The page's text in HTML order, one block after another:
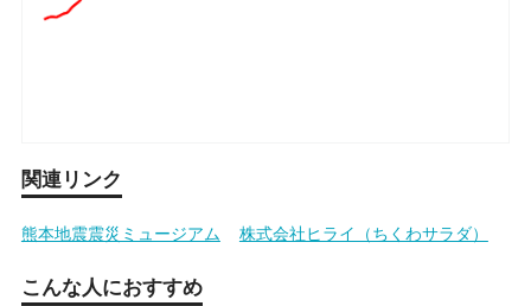
関連リンク
熊本地震震災ミュージアム 株式会社ヒライ（ちくわサラダ）
こんな人におすすめ